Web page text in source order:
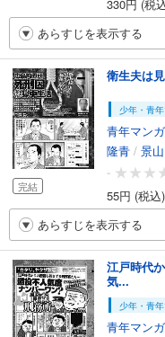
330円 (税
あらすじを表示する
完結
衛生夫は
少年・青
青年マンガ
隆青 / 景
-
55円 (税込)
あらすじを表示する
江戸時代
気...
少年・青
青年マンガ